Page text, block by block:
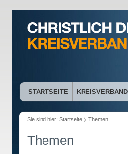
STARTSEITE KREISVERBAND
Sie sind hier: Startseite Themen
Themen